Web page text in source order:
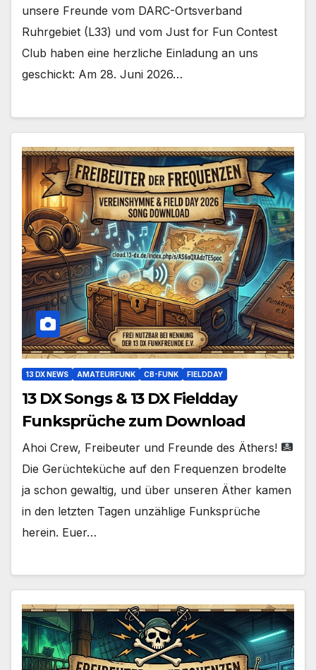
unsere Freunde vom DARC-Ortsverband
Ruhrgebiet (L33) und vom Just for Fun Contest
Club haben eine herzliche Einladung an uns
geschickt: Am 28. Juni 2026…
13 DX NEWS AMATEURFUNK CB-FUNK FIELDDAY
13 DX Songs & 13 DX Fieldday
Funksprüche zum Download
Ahoi Crew, Freibeuter und Freunde des Äthers!
Die Gerüchteküche auf den Frequenzen brodelte
ja schon gewaltig, und über unseren Äther kamen
in den letzten Tagen unzählige Funksprüche
herein. Euer…